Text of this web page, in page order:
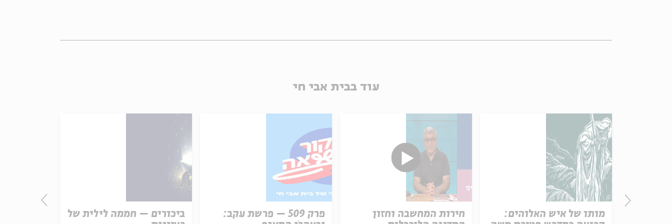
עוד בבית אבי חי
ביכורים – חממה לילית של
פרק 509 – פרשת עקב:
חירות המחשבה וחזון
מותו של איש האלוהים: